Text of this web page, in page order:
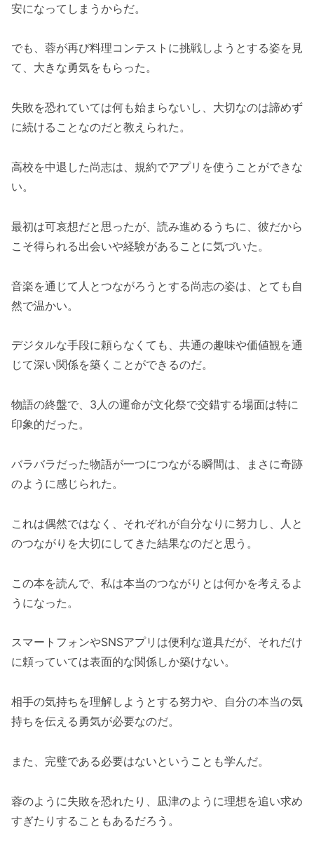
安になってしまうからだ。
でも、蓉が再び料理コンテストに挑戦しようとする姿を見
て、大きな勇気をもらった。
失敗を恐れていては何も始まらないし、大切なのは諦めず
に続けることなのだと教えられた。
高校を中退した尚志は、規約でアプリを使うことができな
い。
最初は可哀想だと思ったが、読み進めるうちに、彼だから
こそ得られる出会いや経験があることに気づいた。
音楽を通じて人とつながろうとする尚志の姿は、とても自
然で温かい。
デジタルな手段に頼らなくても、共通の趣味や価値観を通
じて深い関係を築くことができるのだ。
物語の終盤で、3人の運命が文化祭で交錯する場面は特に
印象的だった。
バラバラだった物語が一つにつながる瞬間は、まさに奇跡
のように感じられた。
これは偶然ではなく、それぞれが自分なりに努力し、人と
のつながりを大切にしてきた結果なのだと思う。
この本を読んで、私は本当のつながりとは何かを考えるよ
うになった。
スマートフォンやSNSアプリは便利な道具だが、それだけ
に頼っていては表面的な関係しか築けない。
相手の気持ちを理解しようとする努力や、自分の本当の気
持ちを伝える勇気が必要なのだ。
また、完璧である必要はないということも学んだ。
蓉のように失敗を恐れたり、凪津のように理想を追い求め
すぎたりすることもあるだろう。